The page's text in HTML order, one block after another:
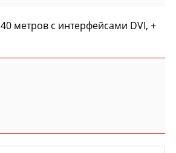
метров с интерфейсами DVI, +